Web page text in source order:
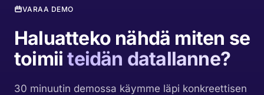
VARAA DEMO
Haluatteko nähdä miten se
toimiiteidän datallanne?
30 minuutin demossa käymme läpi konkreettisen